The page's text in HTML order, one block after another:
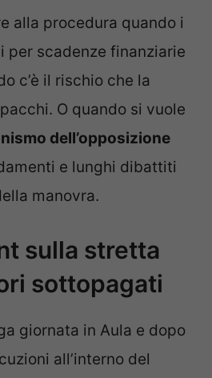
alla procedura quando i
per scadenze finanziarie
c’è il rischio che la
O quando si vuole
dell’opposizione
e lunghi dibattiti
manovra.
sulla stretta
sottopagati
giornata in Aula e dopo
all’interno del